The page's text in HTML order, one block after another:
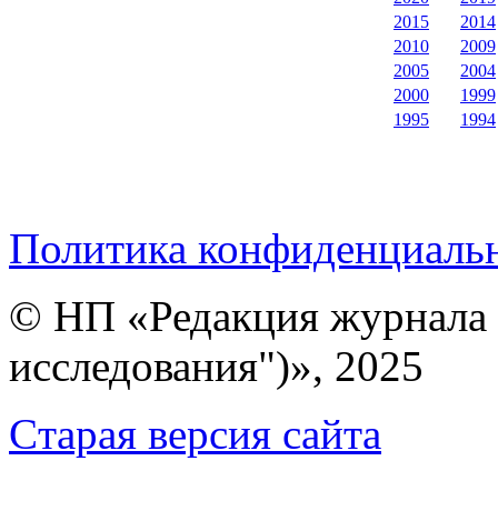
2015
2014
2010
2009
2005
2004
2000
1999
1995
1994
Политика
© НП «Редакция
исследования")», 2025
Cтарая версия сайта